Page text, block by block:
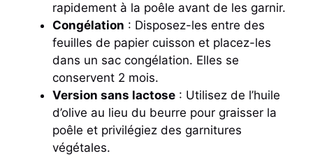
rapidement à la poêle avant de les garnir.
Congélation : Disposez-les entre des
feuilles de papier cuisson et placez-les
dans un sac congélation. Elles se
conservent 2 mois.
Version sans lactose : Utilisez de l’huile
d’olive au lieu du beurre pour graisser la
poêle et privilégiez des garnitures
végétales.